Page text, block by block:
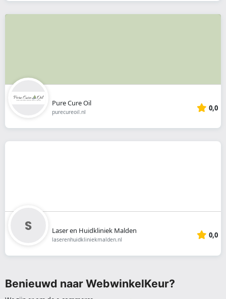
Pure Cure Oil
purecureoil.nl 0,0
Laser en Huidkliniek Malden
laserenhuidkliniekmalden.nl 0,0
Benieuwd naar WebwinkelKeur?